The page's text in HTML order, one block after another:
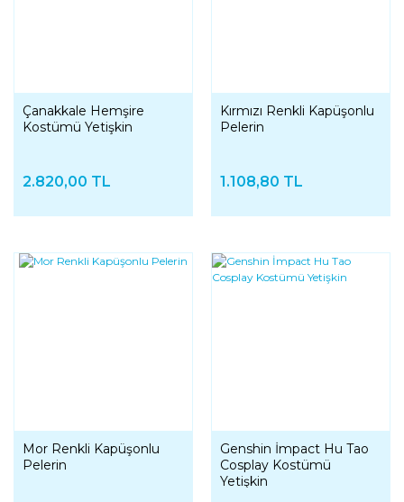
Çanakkale Hemşire
Kostümü Yetişkin
2.820,00 TL
Kırmızı Renkli Kapüşonlu
Pelerin
1.108,80 TL
Mor Renkli Kapüşonlu
Pelerin
Genshin İmpact Hu Tao
Cosplay Kostümü
Yetişkin